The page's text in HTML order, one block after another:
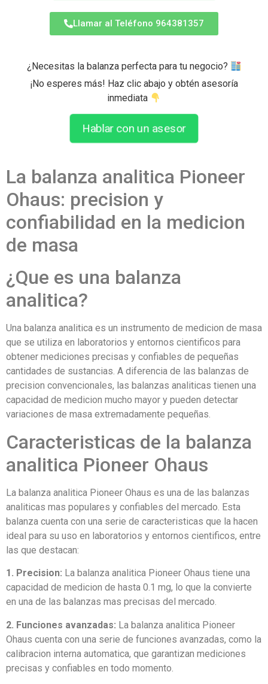
Llamar al Teléfono 964381357
¿Necesitas la balanza perfecta para tu negocio?
¡No esperes más! Haz clic abajo y obtén asesoría
inmediata
Hablar con un asesor
La balanza analitica Pioneer
Ohaus: precision y
confiabilidad en la medicion
de masa
¿Que es una balanza
analitica?
Una balanza analitica es un instrumento de medicion de masa
que se utiliza en laboratorios y entornos cientificos para
obtener mediciones precisas y confiables de pequeñas
cantidades de sustancias. A diferencia de las balanzas de
precision convencionales, las balanzas analiticas tienen una
capacidad de medicion mucho mayor y pueden detectar
variaciones de masa extremadamente pequeñas.
Caracteristicas de la balanza
analitica Pioneer Ohaus
La balanza analitica Pioneer Ohaus es una de las balanzas
analiticas mas populares y confiables del mercado. Esta
balanza cuenta con una serie de caracteristicas que la hacen
ideal para su uso en laboratorios y entornos cientificos, entre
las que destacan:
1. Precision: La balanza analitica Pioneer Ohaus tiene una
capacidad de medicion de hasta 0.1 mg, lo que la convierte
en una de las balanzas mas precisas del mercado.
2. Funciones avanzadas: La balanza analitica Pioneer
Ohaus cuenta con una serie de funciones avanzadas, como la
calibracion interna automatica, que garantizan mediciones
precisas y confiables en todo momento.